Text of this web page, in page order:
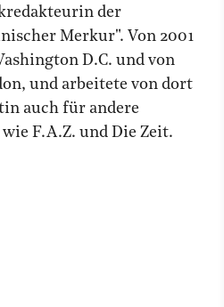
der
Merkur". Von 2001
D.C. und von
und arbeitete von dort
auch für andere
F.A.Z. und Die Zeit.